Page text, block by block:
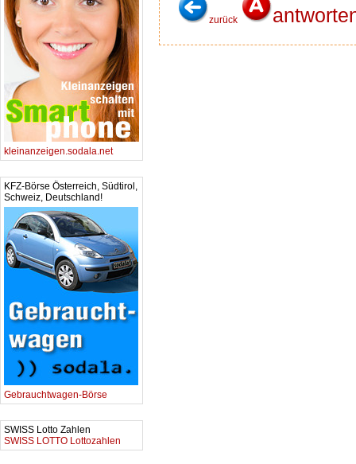
kleinanzeigen.sodala.net
KFZ-Börse Österreich, Südtirol,
Schweiz, Deutschland!
Gebrauchtwagen-Börse
SWISS Lotto Zahlen
SWISS LOTTO Lottozahlen
zurück